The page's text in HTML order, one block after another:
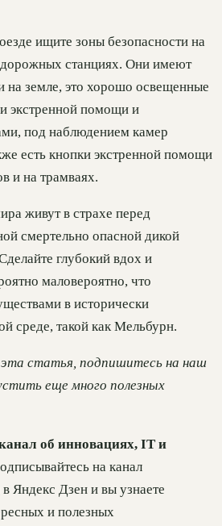
ищите зоны безопасности на
станциях. Они имеют
на земле, это хорошо освещенные
экстренной помощи и
под наблюдением камер
есть кнопки экстренной помощи
и на трамваях.
живут в страхе перед
смертельно опасной дикой
глубокий вдох и
маловероятно, что
в исторически
среде, такой как Мельбурн.
эта статья, подпишитесь на наш
еще много полезных
об инновациях, IT и
на канал
в Яндекс Дзен и вы узнаете
и полезных